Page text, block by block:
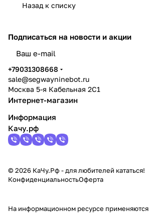
Назад к списку
Подписаться на новости и акции
+79031308668
sale@segwayninebot.ru
Москва 5-я Кабельная 2С1
Интернет-магазин
Информация
Качу.рф
© 2026 КаЧу.Рф - для любителей кататься!
КонфиденциальностьОферта
На информационном ресурсе применяются